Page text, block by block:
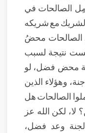
عَمِل الصالحات في
الشريك مع شريكه
الصالحات محضُ
نتيجة لسبب
محض فضل، لو
وهؤلاء الذين
الصالحات هل
لكن الله عز
وعد فضل،